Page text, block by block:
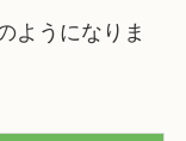
ようになりま